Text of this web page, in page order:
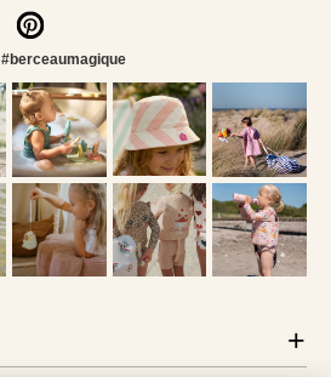
#berceaumagique